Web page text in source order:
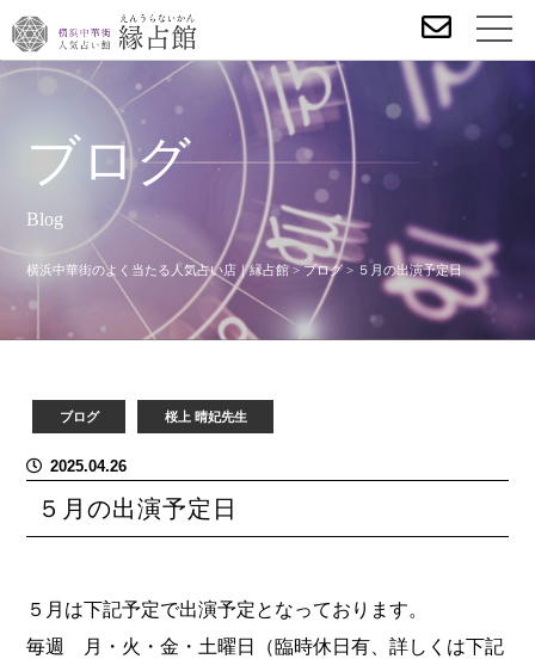
ブログ
Blog
横浜中華街のよく当たる人気占い店｜縁占館 >ブログ> ５月の出演予定日
ブログ 桜上 晴妃先生
2025.04.26
５月の出演予定日
５月は下記予定で出演予定となっております。
毎週 月・火・金・土曜日（臨時休日有、詳しくは下記